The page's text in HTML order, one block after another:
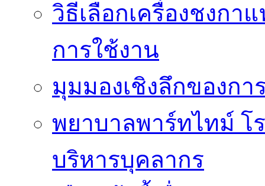
วิธีเลือกเครื่องชงกา
การใช้งาน
มุมมองเชิงลึกของก
พยาบาลพาร์ทไทม์ โ
บริหารบุคลากร